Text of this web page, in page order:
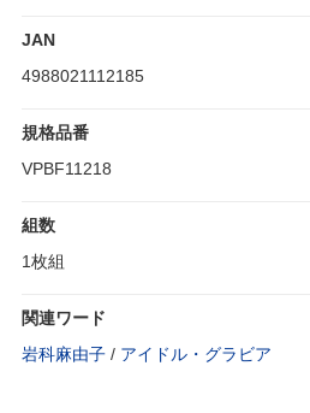
JAN
4988021112185
規格品番
VPBF11218
組数
1枚組
関連ワード
岩科麻由子 / アイドル・グラビア